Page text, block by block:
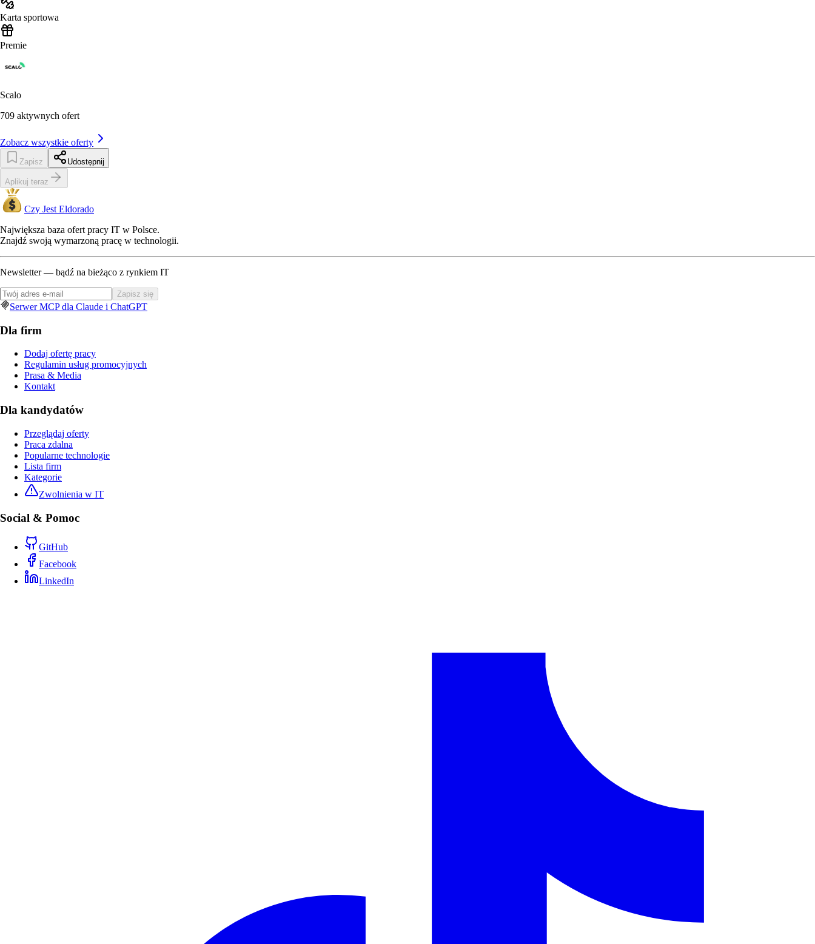
Karta sportowa
Premie
Scalo
709 aktywnych ofert
Zobacz wszystkie oferty
Zapisz Udostępnij
Aplikuj teraz
Czy Jest Eldorado
Największa baza ofert pracy IT w Polsce.
Znajdź swoją wymarzoną pracę w technologii.
Newsletter — bądź na bieżąco z rynkiem IT
Zapisz się
Serwer MCP dla Claude i ChatGPT
Dla firm
Dodaj ofertę pracy
Regulamin usług promocyjnych
Prasa & Media
Kontakt
Dla kandydatów
Przeglądaj oferty
Praca zdalna
Popularne technologie
Lista firm
Kategorie
Zwolnienia w IT
Social & Pomoc
GitHub
Facebook
LinkedIn